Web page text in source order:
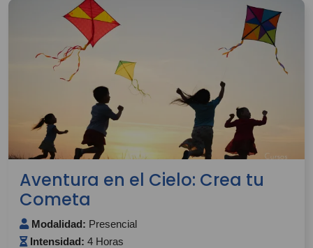
Aventura en el Cielo: Crea tu
Cometa
Modalidad: Presencial
Intensidad: 4 Horas